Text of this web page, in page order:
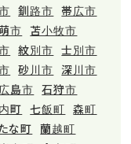
釧路市
帯広市
市
苫小牧市
紋別市
士別市
砂川市
深川市
島市
石狩市
町 七飯町
森町
な町
蘭越町